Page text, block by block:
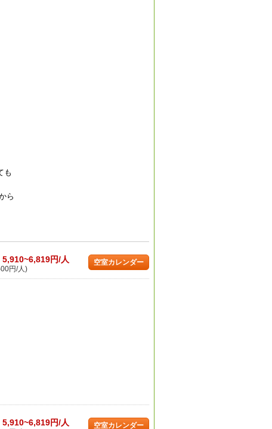
も
ら
5,910~6,819円/人
円/人)
空室カレンダー
5,910~6,819円/人 空室カレンダー